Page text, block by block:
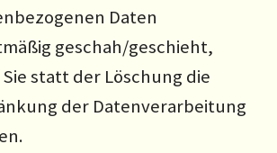
Daten
geschah/geschieht,
statt der Löschung die
der Datenverarbeitung